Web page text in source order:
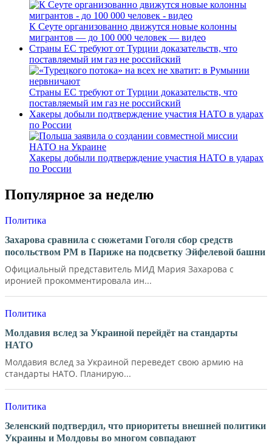
К Сеуте организованно движутся новые колонны
мигрантов — до 100 000 человек — видео
Страны ЕС требуют от Турции доказательств, что
поставляемый им газ не российский
Страны ЕС требуют от Турции доказательств, что
поставляемый им газ не российский
Хакеры добыли подтверждение участия НАТО в ударах
по России
Хакеры добыли подтверждение участия НАТО в ударах
по России
Популярное за неделю
Политика
Захарова сравнила с сюжетами Гоголя сбор средств
посольством РМ в Париже на подсветку Эйфелевой башни
Официальный представитель МИД Мария Захарова с
иронией прокомментировала ин...
Политика
Молдавия вслед за Украиной перейдёт на стандарты
НАТО
Молдавия вслед за Украиной переведет свою армию на
стандарты НАТО. Планирую...
Политика
Зеленский подтвердил, что приоритеты внешней политики
Украины и Молдовы во многом совпадают